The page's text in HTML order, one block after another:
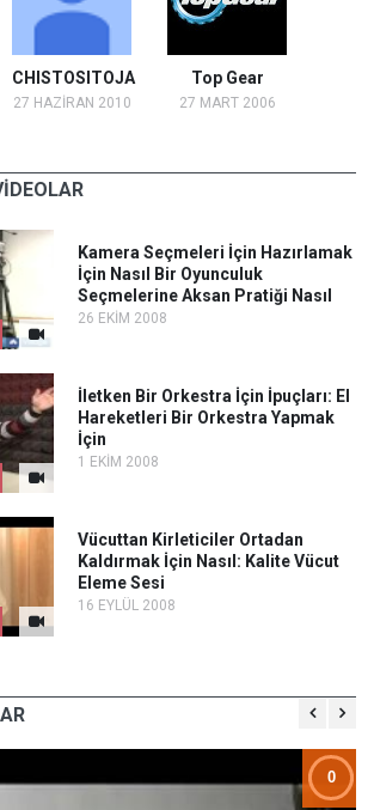
CHISTOSITOJA
27 HAZİRAN 2010
Top Gear
27 MART 2006
Kamera Seçmeleri İçin Hazırlamak
İçin Nasıl Bir Oyunculuk
Seçmelerine Aksan Pratiği Nasıl
26 EKİM 2008
İletken Bir Orkestra İçin İpuçları: El
Hareketleri Bir Orkestra Yapmak
İçin
1 EKİM 2008
Vücuttan Kirleticiler Ortadan
Kaldırmak İçin Nasıl: Kalite Vücut
Eleme Sesi
16 EYLÜL 2008
0